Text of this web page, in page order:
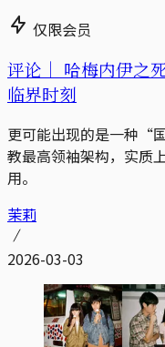
仅限会员
评论｜ 哈梅内伊之
临界时刻
更可能出现的是一种“
教最高领袖架构，实质
用。
茉莉
2026-03-03